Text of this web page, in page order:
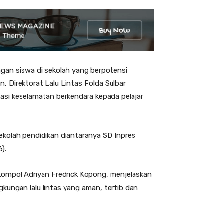
siswa di sekolah yang berpotensi
Direktorat Lalu Lintas Polda Sulbar
keselamatan berkendara kepada pelajar
pendidikan diantaranya SD Inpres
Adriyan Fredrick Kopong, menjelaskan
lalu lintas yang aman, tertib dan